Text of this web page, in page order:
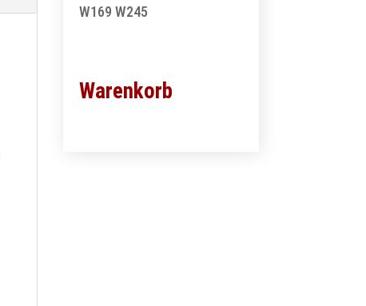
W169 W245
Warenkorb